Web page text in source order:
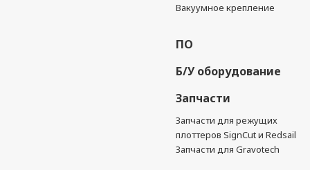
Вакуумное крепление
ПО
Б/У оборудование
Запчасти
Запчасти для режущих
плоттеров SignCut и Redsail
Запчасти для Gravotech